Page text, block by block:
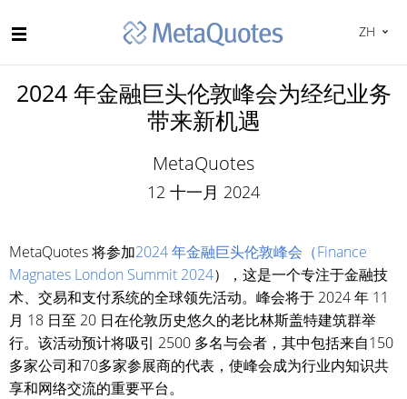
ZH
2024 年金融巨头伦敦峰会为经纪业务
带来新机遇
MetaQuotes
12 十一月 2024
MetaQuotes 将参加2024 年金融巨头伦敦峰会（Finance
Magnates London Summit 2024），这是一个专注于金融技
术、交易和支付系统的全球领先活动。峰会将于 2024 年 11
月 18 日至 20 日在伦敦历史悠久的老比林斯盖特建筑群举
行。该活动预计将吸引 2500 多名与会者，其中包括来自150
多家公司和70多家参展商的代表，使峰会成为行业内知识共
享和网络交流的重要平台。